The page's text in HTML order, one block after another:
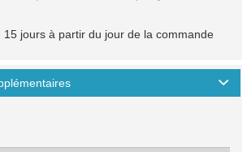
jours à partir du jour de la commande